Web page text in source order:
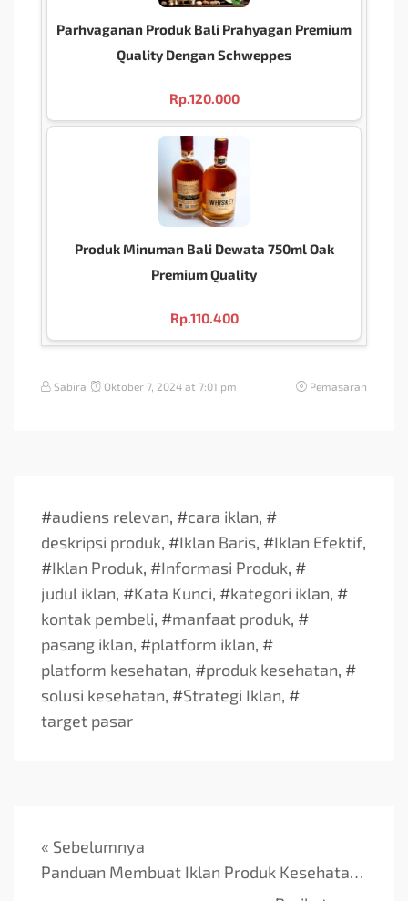
Parhvaganan Produk Bali Prahyagan Premium
Quality Dengan Schweppes
Rp.120.000
Produk Minuman Bali Dewata 750ml Oak
Premium Quality
Rp.110.400
Sabira Oktober 7, 2024 at 7:01 pm Pemasaran
#audiens relevan, #cara iklan, #
deskripsi produk, #Iklan Baris, #Iklan Efektif,
#Iklan Produk, #Informasi Produk, #
judul iklan, #Kata Kunci, #kategori iklan, #
kontak pembeli, #manfaat produk, #
pasang iklan, #platform iklan, #
platform kesehatan, #produk kesehatan, #
solusi kesehatan, #Strategi Iklan, #
target pasar
« Sebelumnya
Panduan Membuat Iklan Produk Kesehatan yang Efektif